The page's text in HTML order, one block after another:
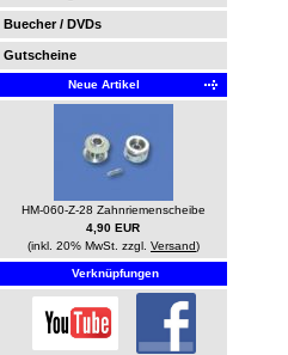
Buecher / DVDs
Gutscheine
Neue Artikel
HM-060-Z-28 Zahnriemenscheibe
4,90 EUR
(inkl. 20% MwSt. zzgl. Versand)
Verknüpfungen